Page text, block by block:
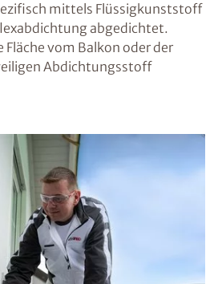
mittels Flüssigkunststoff
abgedichtet.
vom Balkon oder der
Abdichtungsstoff